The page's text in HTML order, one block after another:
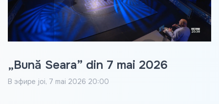
Video
„Bună Seara” din 7 mai 2026
В эфире joi, 7 mai 2026 20:00